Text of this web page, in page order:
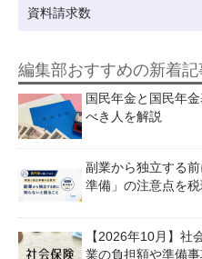
資料請求数
編集部おすすめの新着記
国民年金と国民年
べき人を解説
副業から独立する
準備」の注意点を
【2026年10月】社
業の負担額や準備